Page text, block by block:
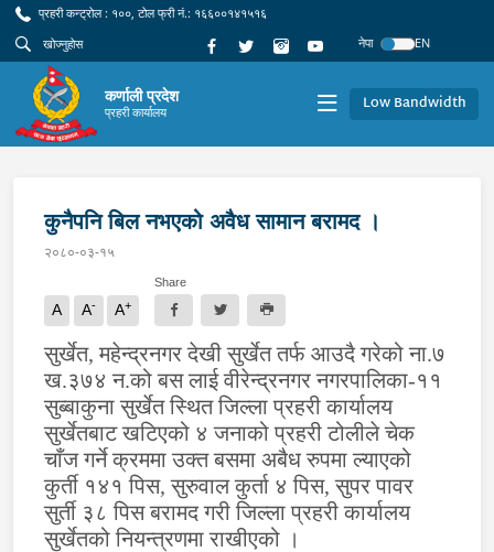
प्रहरी कन्ट्रोल : १००, टोल फ्री नं.: १६६००१४१५१६
नेपा
EN
कर्णाली प्रदेश
प्रहरी कार्यालय Low Bandwidth
कुनैपनि बिल नभएको अवैध सामान बरामद ।
२०८०-०३-१५
A A- A+
Share
सुर्खेत, महेन्द्रनगर देखी सुर्खेत तर्फ आउदै गरेको ना.७
ख.३७४ न.को बस लाई वीरेन्द्रनगर नगरपालिका-११
सुब्बाकुना सुर्खेत स्थित जिल्ला प्रहरी कार्यालय
सुर्खेतबाट खटिएको ४ जनाको प्रहरी टोलीले चेक
चाँज गर्ने क्रममा उक्त बसमा अबैध रुपमा ल्याएको
कुर्ती १४१ पिस, सुरुवाल कुर्ता ४ पिस, सुपर पावर
सुर्ती ३८ पिस बरामद गरी जिल्ला प्रहरी कार्यालय
सुर्खेतको नियन्त्रणमा राखीएको ।